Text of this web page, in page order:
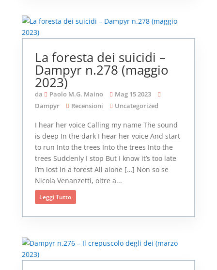
La foresta dei suicidi –
Dampyr n.278 (maggio
2023)
da Paolo M.G. Maino
Mag 15 2023
Dampyr
Recensioni Uncategorized
I hear her voice Calling my name The sound
is deep In the dark I hear her voice And start
to run Into the trees Into the trees Into the
trees Suddenly I stop But I know it’s too late
I’m lost in a forest All alone […] Non so se
Nicola Venanzetti, oltre a...
Leggi Tutto